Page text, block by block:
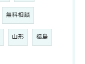
無料相談
山形 福島